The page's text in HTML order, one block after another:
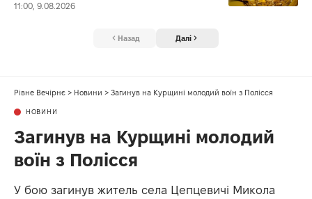
11:00, 9.08.2026
Назад Далі
Рівне Вечірнє > Новини > Загинув на Курщині молодий воїн з Полісся
НОВИНИ
Загинув на Курщині молодий
воїн з Полісся
У бою загинув житель села Цепцевичі Микола